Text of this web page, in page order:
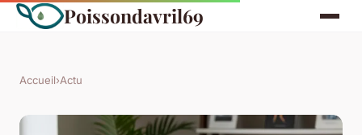
Poissondavril69
Accueil›Actu